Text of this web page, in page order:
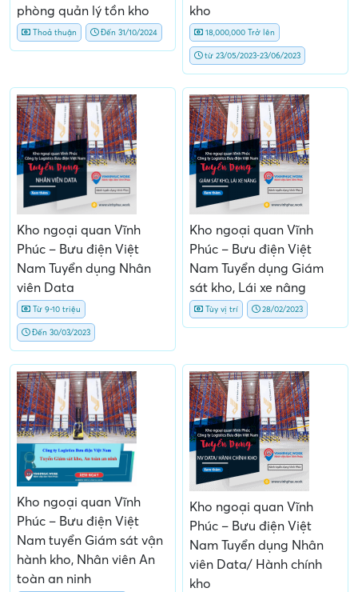
phòng quản lý tồn kho
Thoả thuận Đến 31/10/2024
kho
18,000,000 Trở lên
từ 23/05/2023-23/06/2023
Kho ngoại quan Vĩnh
Phúc – Bưu điện Việt
Nam Tuyển dụng Nhân
viên Data
Từ 9-10 triệu
Đến 30/03/2023
Kho ngoại quan Vĩnh
Phúc – Bưu điện Việt
Nam Tuyển dụng Giám
sát kho, Lái xe nâng
Tùy vị trí 28/02/2023
Kho ngoại quan Vĩnh
Phúc – Bưu điện Việt
Nam tuyển Giám sát vận
hành kho, Nhân viên An
toàn an ninh
Kho ngoại quan Vĩnh
Phúc – Bưu điện Việt
Nam Tuyển dụng Nhân
viên Data/ Hành chính
kho